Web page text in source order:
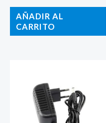
AÑADIR AL
CARRITO